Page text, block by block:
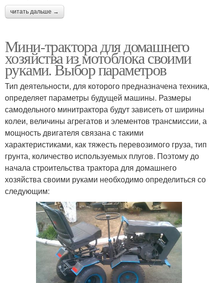
читать дальше →
Мини-трактора для домашнего
хозяйства из мотоблока своими
руками. Выбор параметров
Тип деятельности, для которого предназначена техника,
определяет параметры будущей машины. Размеры
самодельного минитрактора будут зависеть от ширины
колеи, величины агрегатов и элементов трансмиссии, а
мощность двигателя связана с такими
характеристиками, как тяжесть перевозимого груза, тип
грунта, количество используемых плугов. Поэтому до
начала строительства трактора для домашнего
хозяйства своими руками необходимо определиться со
следующим: